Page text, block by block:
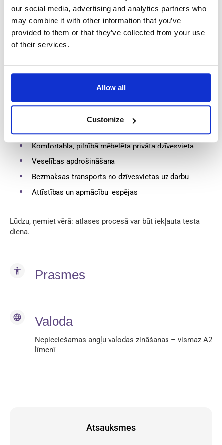
our social media, advertising and analytics partners who
may combine it with other information that you’ve
provided to them or that they’ve collected from your use
of their services.
Allow all
Customize
Ilgtermiņa un stabils darbs profesionālā un modernā
vidē
Vismaz 40 darba stundas nedēļā ar virsstundu
iespējām
Konkurētspējīga alga:
Bruto stundas likme: 19,50 € – 24,50 €
Neto nedēļas alga: 600 € – 750 € (balstoties uz
38–40 stundām)
Komfortabla, pilnībā mēbelēta privāta dzīvesvieta
Veselības apdrošināšana
Bezmaksas transports no dzīvesvietas uz darbu
Attīstības un apmācību iespējas
Lūdzu, ņemiet vērā: atlases procesā var būt iekļauta testa
diena.
accessibility Prasmes
language Valoda
Nepieciešamas angļu valodas zināšanas – vismaz A2
līmenī.
Atsauksmes